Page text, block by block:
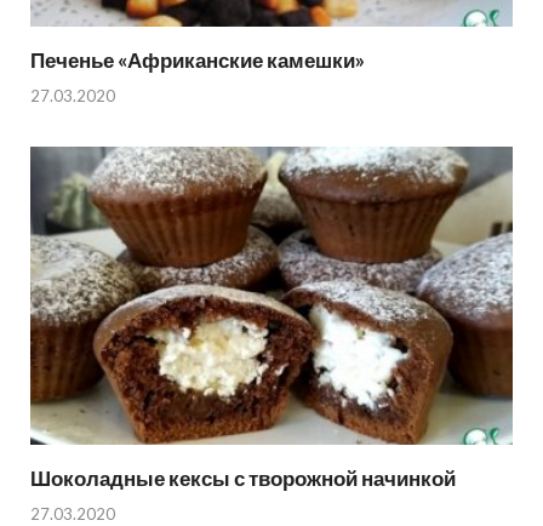
Печенье «Африканские камешки»
27.03.2020
Шоколадные кексы с творожной начинкой
27.03.2020